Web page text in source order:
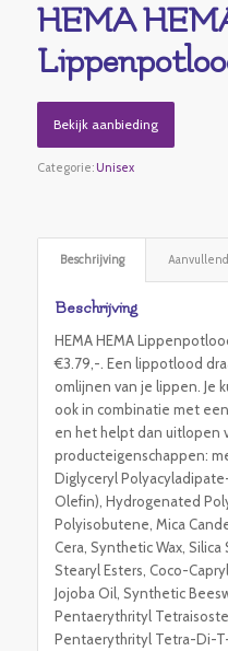
HEMA
Bekijk aanbieding
Categorie: Unisex
Beschrijving
Beschrijving
HEMA HEMA
€3.79,-. Een lippotlood
omlijnen van je lippen. Je
ook in combinatie met
en het helpt dan uitlopen
producteigenschappen:
Diglyceryl
Olefin), Hydrogenated
Polyisobutene, Mica
Cera, Synthetic Wax,
Stearyl Esters, Coco-
Jojoba Oil, Synthetic
Pentaerythrityl
Pentaerythrityl Tetra-Di-